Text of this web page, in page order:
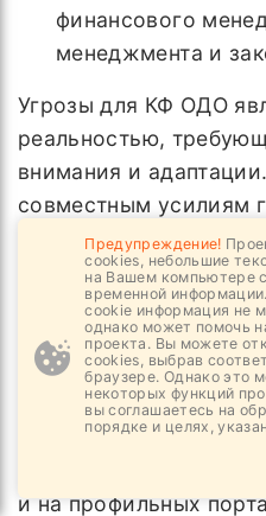
финансового
менеджмента и
Угрозы для КФ ОДО
реальностью,
внимания и
совместным усилиям
всех участников
можно обеспечить
компенсационного
укрепляя доверие к
способствуя его
Актуальные новости
материалы по этой
появляются в
и на профильных
Предупреждение!
cookies, небольшие
на Вашем компьютере
временной
cookie информация не
однако может помочь
проекта. Вы можете
cookies, выбрав
браузере. Однако это
некоторых функций
вы соглашаетесь на
порядке и целях,